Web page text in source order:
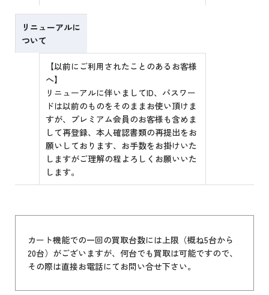
リニューアルに
ついて
【以前にご利用されたことのあるお客様
へ】
リニューアルに伴いましてID、パスワー
ドは以前のものをそのままお使い頂けま
すが、プレミアム会員のお客様も含めま
して再登録、本人確認書類の再提出をお
願いしております、お手数をお掛けいた
しますがご理解の程よろしくお願いいた
します。
カート機能での一回の買取台数には上限（概ね5台から
20台）がございますが、何台でも買取は可能ですので、
その際は直接お電話にてお問い合せ下さい。